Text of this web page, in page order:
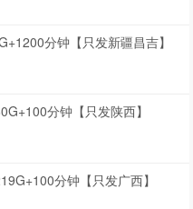
分钟【只发新疆昌吉】
分钟【只发陕西】
分钟【只发广西】